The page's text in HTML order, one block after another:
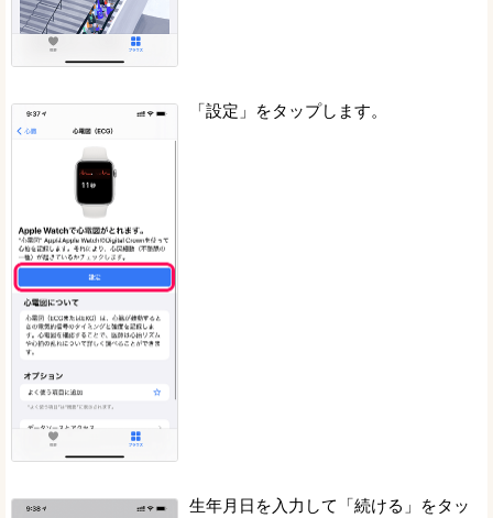
「設定」をタップします。
生年月日を入力して「続ける」をタッ